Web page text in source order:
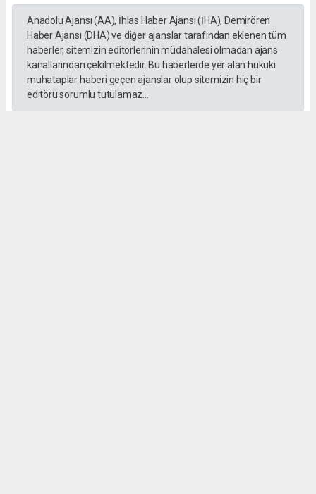
Anadolu Ajansı (AA), İhlas Haber Ajansı (İHA), Demirören
Haber Ajansı (DHA) ve diğer ajanslar tarafından eklenen tüm
haberler, sitemizin editörlerinin müdahalesi olmadan ajans
kanallarından çekilmektedir. Bu haberlerde yer alan hukuki
muhataplar haberi geçen ajanslar olup sitemizin hiç bir
editörü sorumlu tutulamaz...